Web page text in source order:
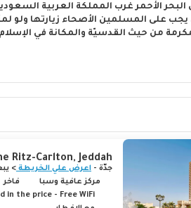
الأحمر غرب المملكة العربية
على المسلمين الأصحاء زيارتها ولو
من حيث القدسيّة والمكانة في
العالمية، بالإضافة إلى أفضل المطاعم
Ritz-Carlton, Jeddah
جدّة - اعرض علي الخريطة > يبعد 7.8 كم
مركز عافية وسبا
فاخر
in the price - Free WiFi